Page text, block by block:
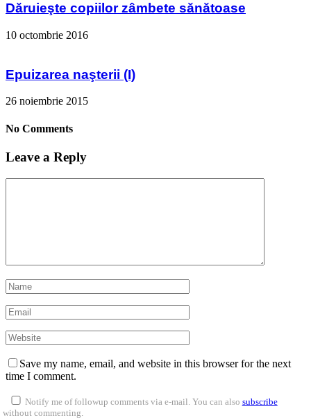
Dăruieşte copiilor zâmbete sănătoase
10 octombrie 2016
Epuizarea naşterii (I)
26 noiembrie 2015
No Comments
Leave a Reply
Save my name, email, and website in this browser for the next
time I comment.
Notify me of followup comments via e-mail. You can also subscribe
without commenting.